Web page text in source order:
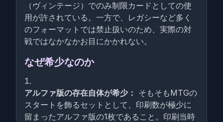
（ヴィンテージ）でのみ制限カードとしての使
用が許されている。一方で、レガシーなど多く
のフォーマットでは禁止扱いのため、実際の対
戦ではなかなかお目にかかれない。
なぜ希少なのか
アルファ版の存在自体が希少： そもそもMTGの
スタートを飾るセットとして、印刷数が極少に
留まったアルファ版の1枚であること。印刷当時